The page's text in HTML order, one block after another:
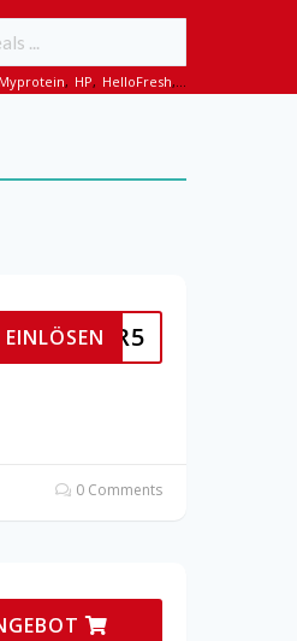
Myprotein, HP, HelloFresh,...
METZLER5
EINLÖSEN
0 Comments